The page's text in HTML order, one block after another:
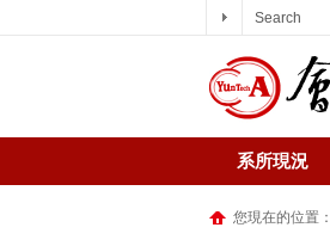
系所現況
您現在的位置：
Search